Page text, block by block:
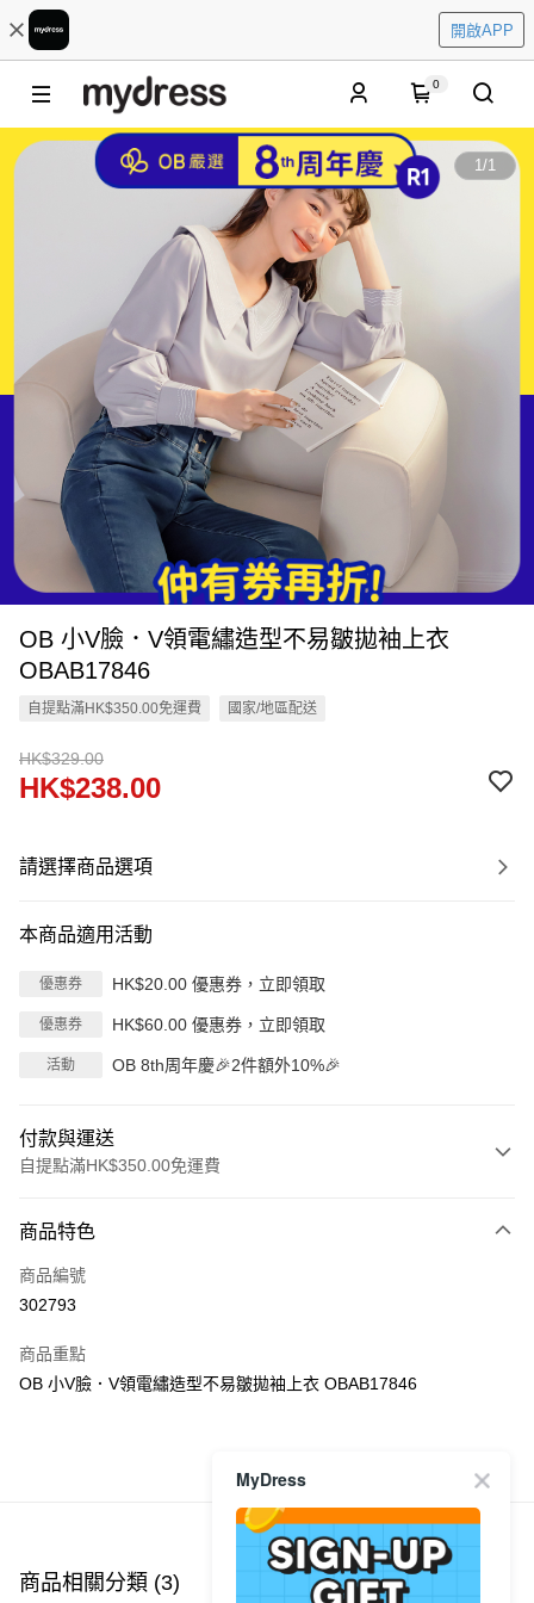
開啟APP
0
1/1
OB 小V臉．V領電繡造型不易皺拋袖上衣
OBAB17846
自提點滿HK$350.00免運費 國家/地區配送
HK$329.00
HK$238.00
請選擇商品選項
本商品適用活動
優惠券 HK$20.00 優惠券，立即領取
優惠券 HK$60.00 優惠券，立即領取
活動 OB 8th周年慶🎉2件額外10%🎉
付款與運送
自提點滿HK$350.00免運費
信用卡
Apple Pay
PayMe
每筆HK$40.00，滿HK$350.00或以上免運費
付款後順豐站及營業點
商品特色
商品編號
302793
商品重點
OB 小V臉．V領電繡造型不易皺拋袖上衣 OBAB17846
商品推薦
商品相關分類 (3)
MyDress